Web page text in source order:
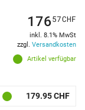
Artikel verfügbar
17657CHF
inkl. 8.1% MwSt
zzgl. Versandkosten
179.95 CHF